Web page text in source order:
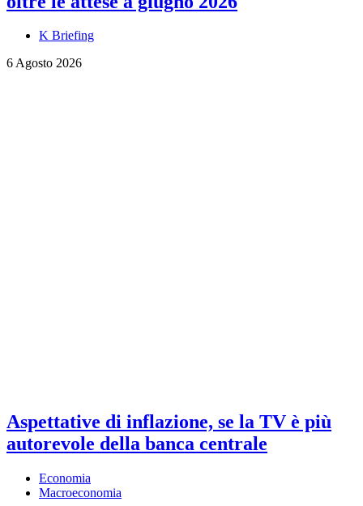
K Briefing
6 Agosto 2026
Aspettative di inflazione, se la TV è più
autorevole della banca centrale
Economia
Macroeconomia